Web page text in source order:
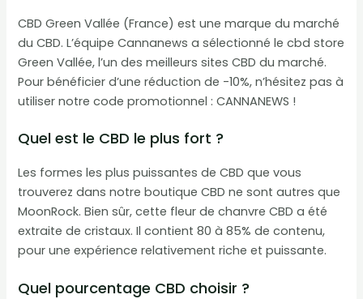
CBD Green Vallée (France) est une marque du marché
du CBD. L’équipe Cannanews a sélectionné le cbd store
Green Vallée, l’un des meilleurs sites CBD du marché.
Pour bénéficier d’une réduction de -10%, n’hésitez pas à
utiliser notre code promotionnel : CANNANEWS !
Quel est le CBD le plus fort ?
Les formes les plus puissantes de CBD que vous
trouverez dans notre boutique CBD ne sont autres que
MoonRock. Bien sûr, cette fleur de chanvre CBD a été
extraite de cristaux. Il contient 80 à 85% de contenu,
pour une expérience relativement riche et puissante.
Quel pourcentage CBD choisir ?